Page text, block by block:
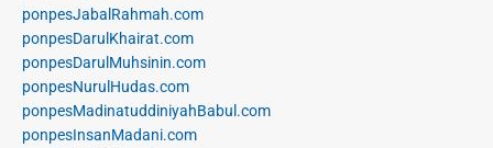
ponpesJabalRahmah.com
ponpesDarulKhairat.com
ponpesDarulMuhsinin.com
ponpesNurulHudas.com
ponpesMadinatuddiniyahBabul.com
ponpesInsanMadani.com